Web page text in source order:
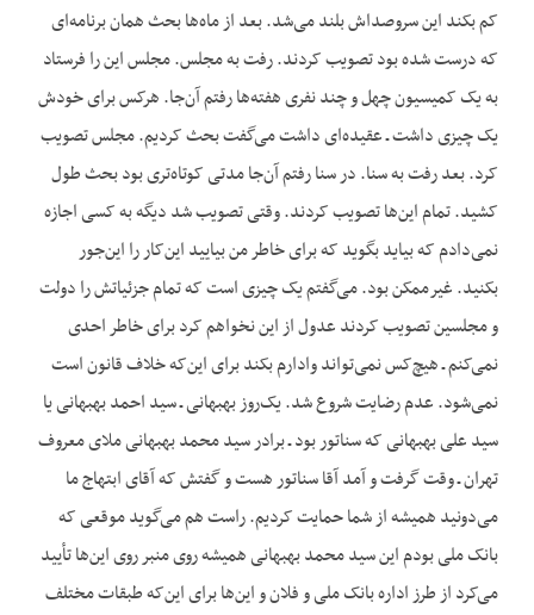
کم بکند این سروصداش بلند می‌شد. بعد از ماه‌ها بحث همان برنامه‌ای
که درست شده بود تصویب کردند. رفت به مجلس. مجلس این را فرستاد
به یک کمیسیون چهل و چند نفری هفته‌ها رفتم آن‌جا. هرکس برای خودش
یک چیزی داشت ـ عقیده‌ای داشت می‌گفت بحث کردیم. مجلس تصویب
کرد. بعد رفت به سنا. در سنا رفتم آن‌جا مدتی کوتاه‌تری بود بحث طول
کشید. تمام این‌ها تصویب کردند. وقتی تصویب شد دیگه به کسی اجازه
نمی‌دادم که بیاید بگوید که برای خاطر من بیایید این‌کار را این‌جور
بکنید. غیرممکن بود. می‌گفتم یک چیزی است که تمام جزئیاتش را دولت
و مجلسین تصویب کردند عدول از این نخواهم کرد برای خاطر احدی
نمی‌کنم ـ هیچ‌کس نمی‌تواند وادارم بکند برای این‌که خلاف قانون است
نمی‌شود. عدم رضایت شروع شد. یک‌روز بهبهانی ـ سید احمد بهبهانی یا
سید علی بهبهانی که سناتور بود ـ برادر سید محمد بهبهانی ملای معروف
تهران ـ وقت گرفت و آمد آقا سناتور هست و گفتش که آقای ابتهاج ما
می‌دونید همیشه از شما حمایت کردیم. راست هم می‌گوید موقعی که
بانک ملی بودم این سید محمد بهبهانی همیشه روی منبر روی این‌ها تأیید
می‌کرد از طرز اداره بانک ملی و فلان و این‌ها برای این‌که طبقات مختلف